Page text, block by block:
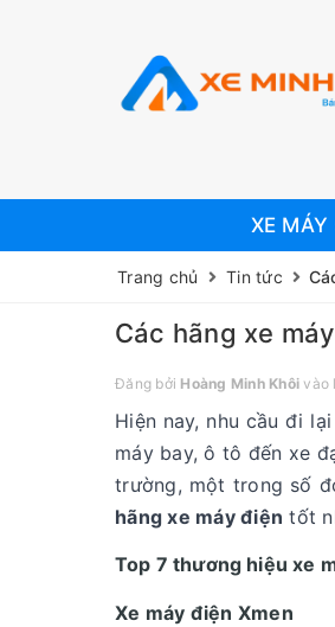
XE
Trang chủ Tin tức
Các hãng xe
Đăng bởi Hoàng Minh Khôi vào
Hiện nay, nhu cầu đi
máy bay, ô tô đến xe
trường, một trong số
hãng xe máy điện tốt
Top 7 thương hiệu xe
Xe máy điện Xmen